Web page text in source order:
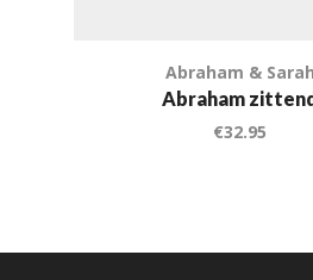
Abraham & Sarah
Abraham
€32.95